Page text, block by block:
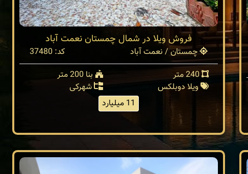
فروش ویلا در شمال چمستان نعمت آباد
چمستان / نعمت آباد
کد: 37480
240 متر
بنا 200 متر
ویلا دوبلکس
شهرکی
11 میلیارد